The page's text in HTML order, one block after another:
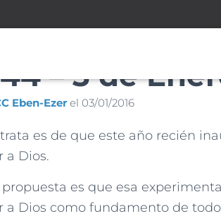
– 3 de
Eben-Ezer el 03/01/2016
es de que este año recién
a Dios.
es que esa
a Dios como fundamento de